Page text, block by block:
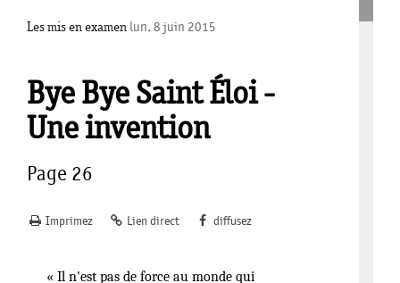
Les mis en examen lun. 8 juin 2015
Bye Bye Saint Éloi -
Une invention
Page 26
Imprimez Lien direct diffusez
« Il n'est pas de force au monde qui